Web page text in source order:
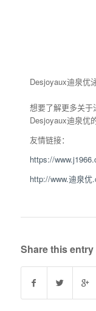
Desjoyaux迪泉优
想要了解更多关
Desjoyaux迪泉优
友情链接：
https://
http://www.迪泉优
Share this entry